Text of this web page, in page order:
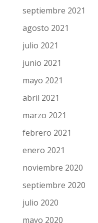
septiembre 2021
agosto 2021
julio 2021
junio 2021
mayo 2021
abril 2021
marzo 2021
febrero 2021
enero 2021
noviembre 2020
septiembre 2020
julio 2020
mayo 2020